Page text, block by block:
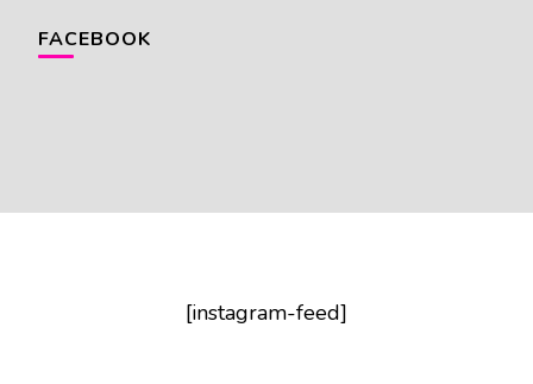
FACEBOOK
[instagram-feed]